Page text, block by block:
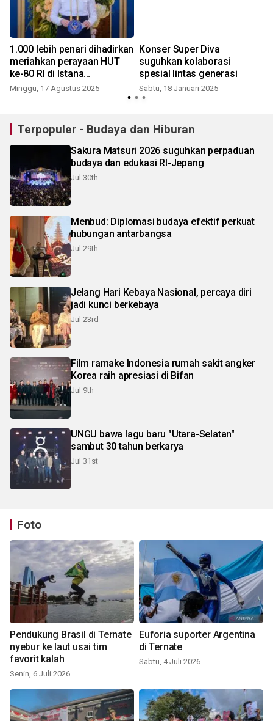
1.000 lebih penari dihadirkan
meriahkan perayaan HUT
ke-80 RI di Istana
Kepresidenan
Minggu, 17 Agustus 2025
Konser Super Diva
suguhkan kolaborasi
spesial lintas generasi
Sabtu, 18 Januari 2025
Terpopuler - Budaya dan Hiburan
Sakura Matsuri 2026 suguhkan perpaduan
budaya dan edukasi RI-Jepang
Jul 30th
Menbud: Diplomasi budaya efektif perkuat
hubungan antarbangsa
Jul 29th
Jelang Hari Kebaya Nasional, percaya diri
jadi kunci berkebaya
Jul 23rd
Film ramake Indonesia rumah sakit angker
Korea raih apresiasi di Bifan
Jul 9th
UNGU bawa lagu baru "Utara-Selatan"
sambut 30 tahun berkarya
Jul 31st
Foto
Pendukung Brasil di Ternate
nyebur ke laut usai tim
favorit kalah
Senin, 6 Juli 2026
Euforia suporter Argentina
di Ternate
Sabtu, 4 Juli 2026